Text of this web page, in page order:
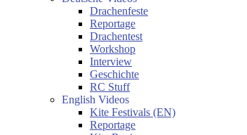
Drachenfeste
Reportage
Drachentest
Workshop
Interview
Geschichte
RC Stuff
English Videos
Kite Festivals (EN)
Reportage